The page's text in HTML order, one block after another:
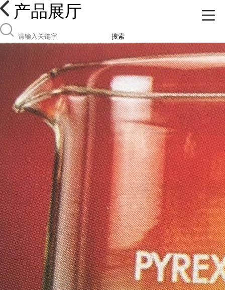
产品展厅
搜索